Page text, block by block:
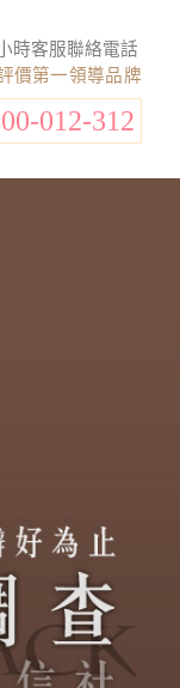
時客服聯絡電話
價第一領導品牌
012-312